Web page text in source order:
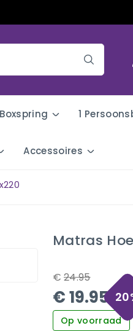
1
Accessoires
Matras
€ 24.95
€19.95 20
Op voorraad